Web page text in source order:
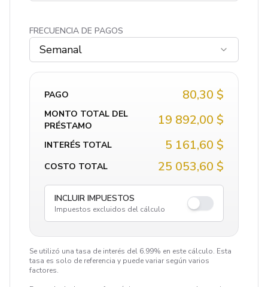
FRECUENCIA DE PAGOS
Semanal
PAGO 80,30 $
MONTO TOTAL DEL
PRÉSTAMO
19 892,00 $
INTERÉS TOTAL 5 161,60 $
COSTO TOTAL 25 053,60 $
INCLUIR IMPUESTOS
Impuestos excluidos del cálculo
Se utilizó una tasa de interés del 6.99% en este cálculo. Esta
tasa es solo de referencia y puede variar según varios
factores.